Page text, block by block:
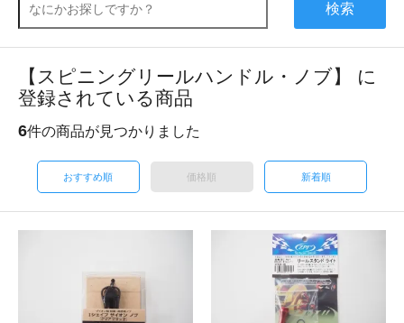
検索
【スピニングリールハンドル・ノブ】 に
登録されている商品
6件の商品が見つかりました
おすすめ順 価格順 新着順